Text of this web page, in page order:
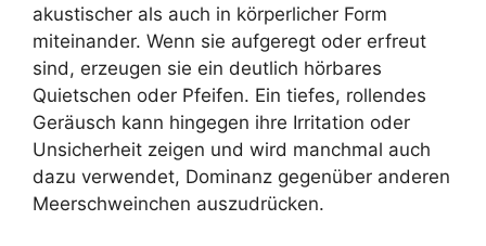
akustischer als auch in körperlicher Form
miteinander. Wenn sie aufgeregt oder erfreut
sind, erzeugen sie ein deutlich hörbares
Quietschen oder Pfeifen. Ein tiefes, rollendes
Geräusch kann hingegen ihre Irritation oder
Unsicherheit zeigen und wird manchmal auch
dazu verwendet, Dominanz gegenüber anderen
Meerschweinchen auszudrücken.